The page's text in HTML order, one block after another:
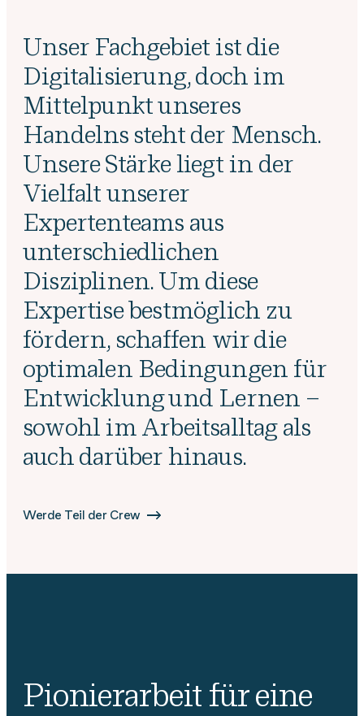
Unser Fachgebiet ist die
Digitalisierung, doch im
Mittelpunkt unseres
Handelns steht der Mensch.
Unsere Stärke liegt in der
Vielfalt unserer
Expertenteams aus
unterschiedlichen
Disziplinen. Um diese
Expertise bestmöglich zu
fördern, schaffen wir die
optimalen Bedingungen für
Entwicklung und Lernen –
sowohl im Arbeitsalltag als
auch darüber hinaus.
Werde Teil der Crew
Pionierarbeit für eine